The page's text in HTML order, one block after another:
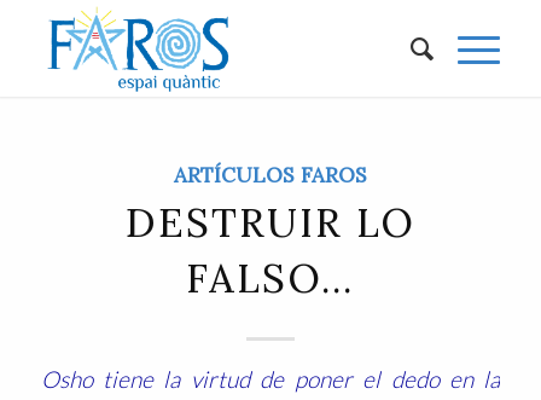
ARTÍCULOS FAROS
DESTRUIR LO
FALSO…
Osho tiene la virtud de poner el dedo en la